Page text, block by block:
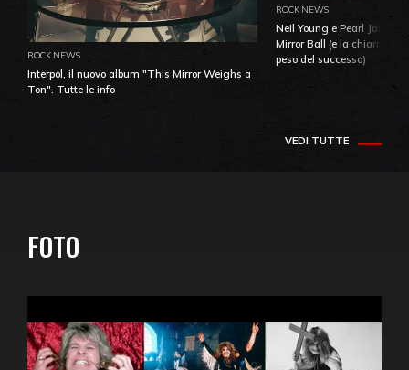
ROCK NEWS
Interpol, il nuovo album "This Mirror Weighs a
Ton". Tutte le info
ROCK NEWS
Neil Young e Pearl Jam: la
Mirror Ball (e la chiamata
peso del successo)
VEDI TUTTE
FOTO